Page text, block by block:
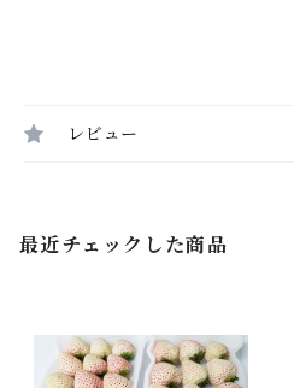
レビュー
最近チェックした商品